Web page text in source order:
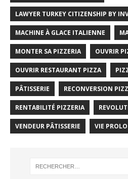
LAWYER TURKEY CITIZENSHIP BY
MACHINE À GLACE ITALIENNE
MONTER SA PIZZERIA OUVRIR
OUVRIR RESTAURANT PIZZA
PÂTISSERIE RECONVERSION
RENTABILITÉ PIZZERIA
VENDEUR PÂTISSERIE VIE PROLO